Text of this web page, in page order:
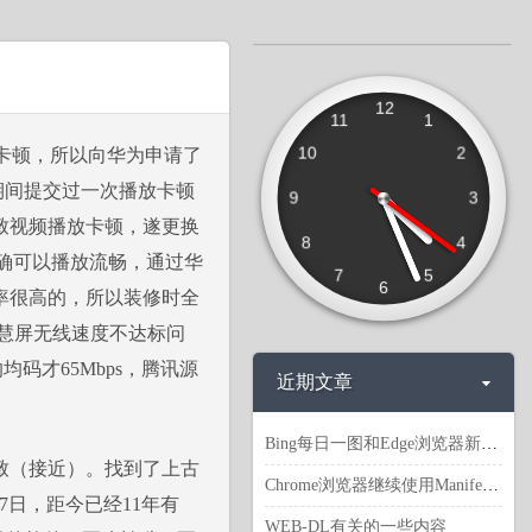
顿，所以向华为申请了
提交过一次播放卡顿
视频播放卡顿，遂更换
可以播放流畅，通过华
很高的，所以装修时全
屏无线速度不达标问
码才65Mbps，腾讯源
（接近）。找到了上古
日，距今已经11年有
1
2
3
4
5
6
7
8
9
10
11
12
近期文章
Bing每日一图和Edge浏览器新建标签页背景图地址等
Chrome浏览器继续使用Manifest V2 扩展
WEB-DL有关的一些内容